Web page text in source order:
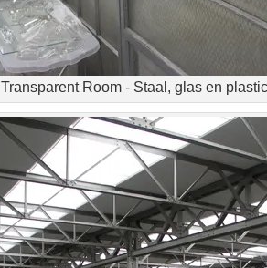
Transparent Room - Staal, glas en